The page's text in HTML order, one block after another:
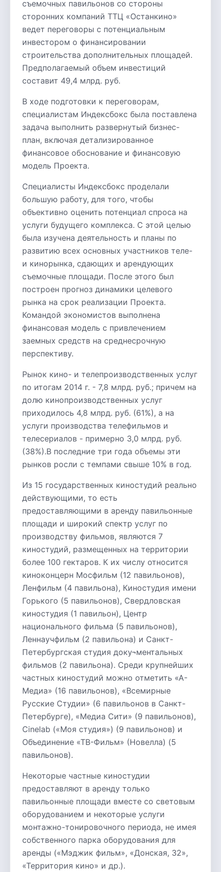
съемочных павильонов со стороны
сторонних компаний ТТЦ «Останкино»
ведет переговоры с потенциальным
инвестором о финансировании
строительства дополнительных площадей.
Предполагаемый объем инвестиций
составит 49,4 млрд. руб.
В ходе подготовки к переговорам,
специалистам Индексбокс была поставлена
задача выполнить развернутый бизнес-
план, включая детализированное
финансовое обоснование и финансовую
модель Проекта.
Специалисты Индексбокс проделали
большую работу, для того, чтобы
объективно оценить потенциал спроса на
услуги будущего комплекса. С этой целью
была изучена деятельность и планы по
развитию всех основных участников теле-
и кинорынка, сдающих и арендующих
съемочные площади. После этого был
построен прогноз динамики целевого
рынка на срок реализации Проекта.
Командой экономистов выполнена
финансовая модель с привлечением
заемных средств на среднесрочную
перспективу.
Рынок кино- и телепроизводственных услуг
по итогам 2014 г. - 7,8 млрд. руб.; причем на
долю кинопроизводственных услуг
приходилось 4,8 млрд. руб. (61%), а на
услуги производства телефильмов и
телесериалов - примерно 3,0 млрд. руб.
(38%).В последние три года объемы эти
рынков росли с темпами свыше 10% в год.
Из 15 государственных киностудий реально
действующими, то есть
предоставляющими в аренду павильонные
площади и широкий спектр услуг по
производству фильмов, являются 7
киностудий, размещенных на территории
более 100 гектаров. К их числу относится
киноконцерн Мосфильм (12 павильонов),
Ленфильм (4 павильона), Киностудия имени
Горького (5 павильонов), Свердловская
киностудия (1 павильон), Центр
национального фильма (5 павильонов),
Леннаучфильм (2 павильона) и Санкт-
Петербургская студия доку¬ментальных
фильмов (2 павильона). Среди крупнейших
частных киностудий можно отметить «А-
Медиа» (16 павильонов), «Всемирные
Русские Студии» (6 павильонов в Санкт-
Петербурге), «Медиа Сити» (9 павильонов),
Cinelab («Моя студия») (9 павильонов) и
Объединение «ТВ-Фильм» (Новелла) (5
павильонов).
Некоторые частные киностудии
предоставляют в аренду только
павильонные площади вместе со световым
оборудованием и некоторые услуги
монтажно-тонировочного периода, не имея
собственного парка оборудования для
аренды («Мэджик фильм», «Донская, 32»,
«Территория кино» и др.).